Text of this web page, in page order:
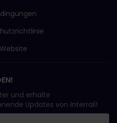
und erhalte
Updates von Interrail!